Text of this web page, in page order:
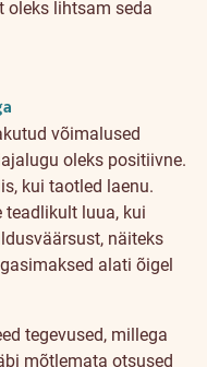
oleks lihtsam seda
võimalused
oleks positiivne.
kui taotled laenu.
luua, kui
näiteks
alati õigel
tegevused, millega
mõtlemata otsused